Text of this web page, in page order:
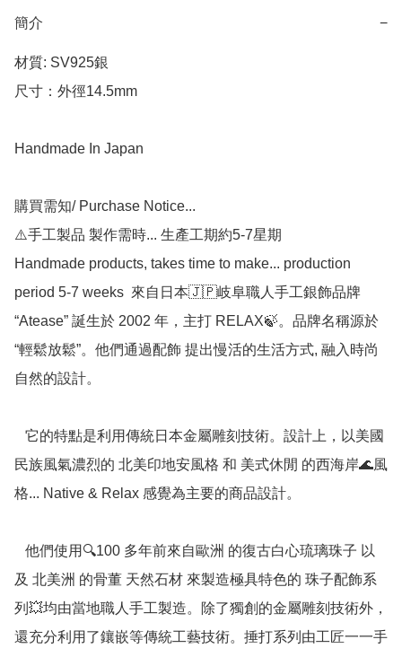
簡介 −
材質: SV925銀
尺寸：外徑14.5mm
Handmade In Japan
購買需知/ Purchase Notice...
⚠️手工製品 製作需時... 生產工期約5-7星期
Handmade products, takes time to make... production
period 5-7 weeks  來自日本🇯🇵岐阜職人手工銀飾品牌
“Atease” 誕生於 2002 年，主打 RELAX🍃。品牌名稱源於
“輕鬆放鬆”。他們通過配飾 提出慢活的生活方式, 融入時尚
自然的設計。
民族風氣濃烈的 北美印地安風格 和 美式休閒 的西海岸🌊風
格... Native & Relax 感覺為主要的商品設計。
及 北美洲 的骨董 天然石材 來製造極具特色的 珠子配飾系
列💥均由當地職人手工製造。除了獨創的金屬雕刻技術外，
還充分利用了鑲嵌等傳統工藝技術。捶打系列由工匠一一手